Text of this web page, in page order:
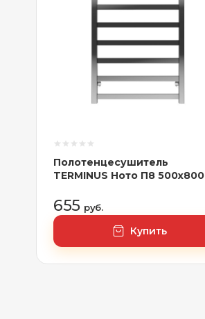
Полотенцесушитель
TERMINUS Ното П8 500x800
655 руб.
Купить